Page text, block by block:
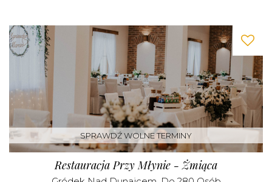
SPRAWDŹ WOLNE TERMINY
Restauracja Przy Młynie - Żmiąca